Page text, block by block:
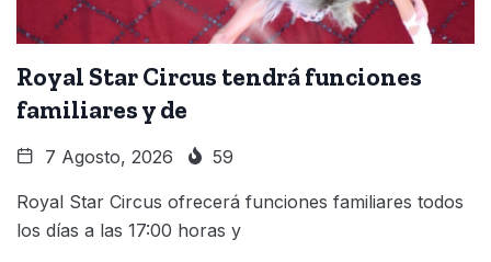
Royal Star Circus tendrá funciones
familiares y de
7 Agosto, 2026 59
Royal Star Circus ofrecerá funciones familiares todos
los días a las 17:00 horas y